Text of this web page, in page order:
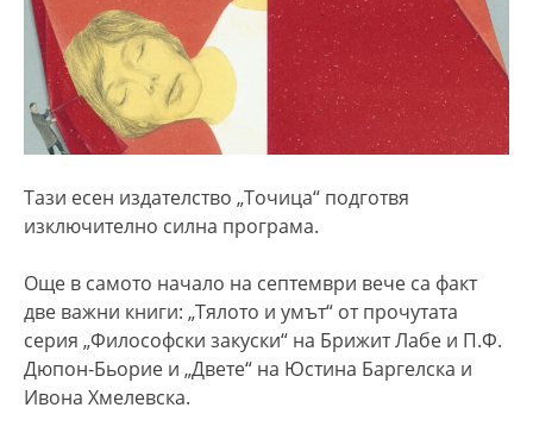
Тази есен издателство „Точица“ подготвя
изключително силна програма.
Още в самото начало на септември вече са факт
две важни книги: „Тялото и умът“ от прочутата
серия „Философски закуски“ на Брижит Лабе и П.Ф.
Дюпон-Бьорие и „Двете“ на Юстина Баргелска и
Ивона Хмелевска.